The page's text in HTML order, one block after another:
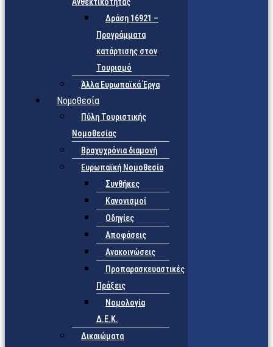
Δράση 16921 –
Προγράμματα
κατάρτισης στον
Τουρισμό
Άλλα Ευρωπαϊκά Έργα
Νομοθεσία
Πύλη Τουριστικής
Νομοθεσίας
Βραχυχρόνια διαμονή
Ευρωπαϊκή Νομοθεσία
Συνθήκες
Κανονισμοί
Οδηγίες
Αποφάσεις
Ανακοινώσεις
Προπαρασκευαστικές
Πράξεις
Νομολογία
Δ.Ε.Κ.
Δικαιώματα